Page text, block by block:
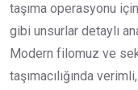
taşıma operasyonu
gibi unsurlar detaylı
Modern filomuz ve
taşımacılığında